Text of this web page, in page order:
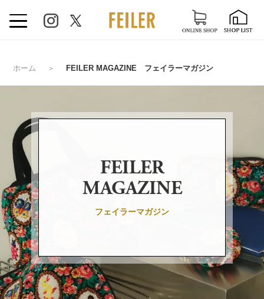
ホーム ＞ FEILER MAGAZINE フェイラーマガジン
FEILER
MAGAZINE
フェイラーマガジン